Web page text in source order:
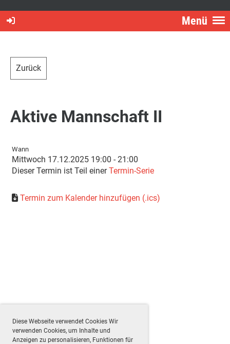
Diese Webseite verwendet Cookies Wir
verwenden Cookies, um Inhalte und
Anzeigen zu personalisieren, Funktionen für
Menü
Zurück
Aktive Mannschaft II
Wann
Mittwoch 17.12.2025 19:00 - 21:00
Dieser Termin ist Teil einerTermin-Serie
Termin zum Kalender hinzufügen (.ics)